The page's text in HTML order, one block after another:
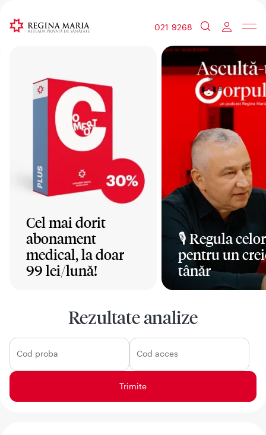
021 9268
Cel mai dorit
abonament
medical, la doar
99 lei/lună!
🎙️ Regula
pentru un
tânăr
Rezultate analize
Cod proba Cod acces